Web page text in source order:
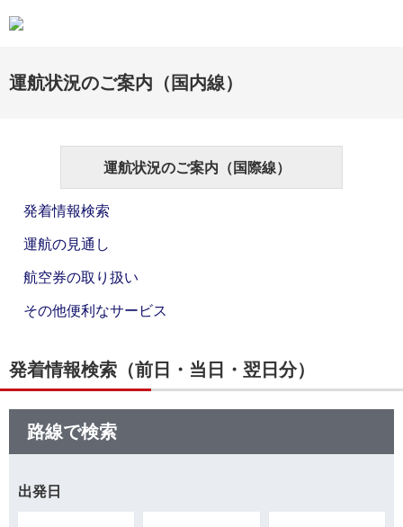
運航状況のご案内（国内線）
運航状況のご案内（国際線）
発着情報検索
運航の見通し
航空券の取り扱い
その他便利なサービス
発着情報検索（前日・当日・翌日分）
路線で検索
出発日